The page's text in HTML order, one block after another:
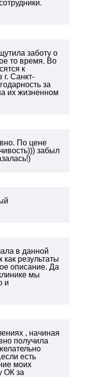
заботу о
то время. Во
к
Санкт-
за
их жизненном
По цене
забыл
в данной
результаты
описание. Да
мы
и
, начиная
получила
есть
моих
ОК за